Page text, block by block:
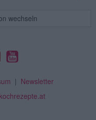
wechseln
| Newsletter